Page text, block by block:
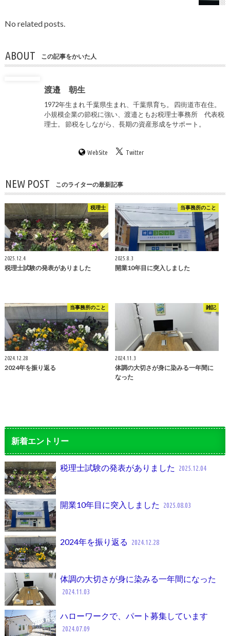
No related posts.
ABOUT この記事をかいた人
渡邉 朝生
1972年生まれ 千葉県生まれ、千葉県育ち。 四街道市在住。
小規模企業の節税に強い、渡邉ともお税理士事務所 代表税
理士。 節税をしながら、長期の資産形成をサポート。
WebSite Twitter
NEW POST このライターの最新記事
税理士
2025.12.4
税理士試験の発表がありました
当事務所のこと
2025.8.3
開業10年目に突入しました
当事務所のこと
2024.12.28
2024年を振り返る
雑記
2024.11.3
体調の大切さが身に染みる一年間に
なった
新着エントリー
税理士試験の発表がありました 2025.12.04
開業10年目に突入しました 2025.08.03
2024年を振り返る 2024.12.28
体調の大切さが身に染みる一年間になった
2024.11.03
ハローワークで、パート募集しています
2024.07.09